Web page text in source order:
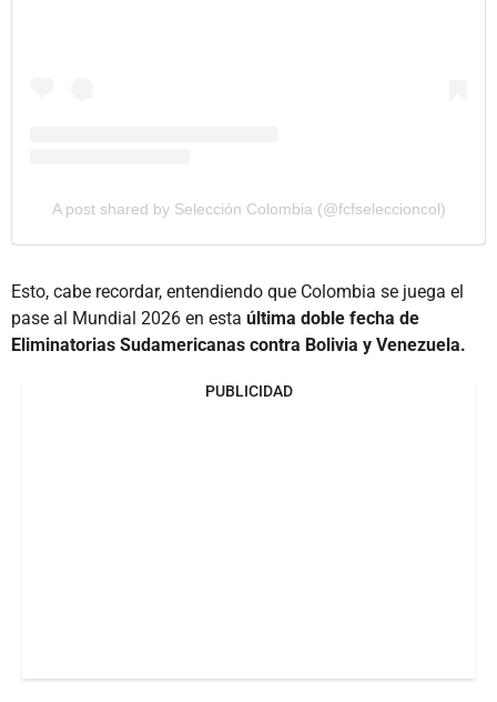
A post shared by Selección Colombia (@fcfseleccioncol)
Esto, cabe recordar, entendiendo que Colombia se juega el
pase al Mundial 2026 en esta última doble fecha de
Eliminatorias Sudamericanas contra Bolivia y Venezuela.
PUBLICIDAD